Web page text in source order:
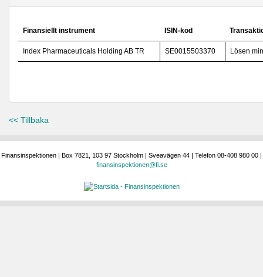
Finansiellt instrument ISIN-kod
Index Pharmaceuticals Holding AB TR SE0015503370 Lösen
<< Tillbaka
Finansinspektionen | Box 7821, 103 97 Stockholm | Sveavägen 44 | Telefon 08-408 980 00 |
finansinspektionen@fi.se